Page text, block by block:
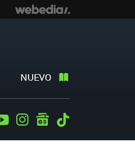
NUEVO
YoutubeInstagramgooglenews